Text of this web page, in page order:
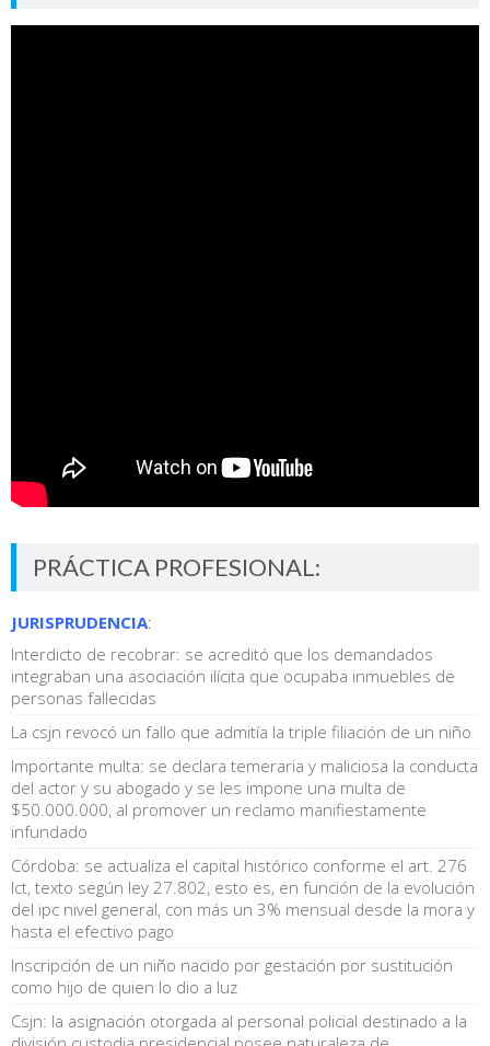
PRÁCTICA PROFESIONAL:
JURISPRUDENCIA:
Interdicto de recobrar: se acreditó que los demandados
integraban una asociación ilícita que ocupaba inmuebles de
personas fallecidas
La csjn revocó un fallo que admitía la triple filiación de un niño
Importante multa: se declara temeraria y maliciosa la conducta
del actor y su abogado y se les impone una multa de
$50.000.000, al promover un reclamo manifiestamente
infundado
Córdoba: se actualiza el capital histórico conforme el art. 276
lct, texto según ley 27.802, esto es, en función de la evolución
del ipc nivel general, con más un 3% mensual desde la mora y
hasta el efectivo pago
Inscripción de un niño nacido por gestación por sustitución
como hijo de quien lo dio a luz
Csjn: la asignación otorgada al personal policial destinado a la